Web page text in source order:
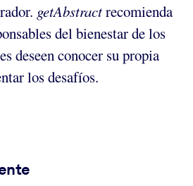
getAbstractrecomienda
del bienestar de los
deseen conocer su propia
los desafíos.